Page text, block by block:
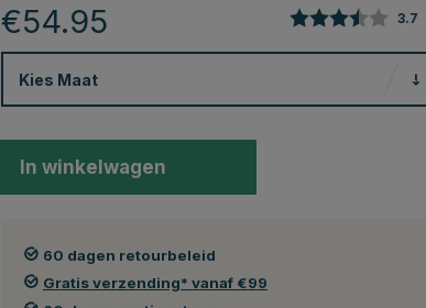
€54.95 3.7
Kies Maat
In winkelwagen
60 dagen retourbeleid
Gratis verzending* vanaf €99